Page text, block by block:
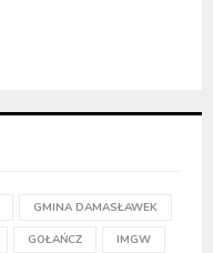
GMINA DAMASŁAWEK
GOŁAŃCZ IMGW